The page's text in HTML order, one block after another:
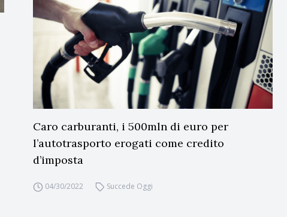
Caro carburanti, i 500mln di euro per
l’autotrasporto erogati come credito
d’imposta
04/30/2022 Succede Oggi